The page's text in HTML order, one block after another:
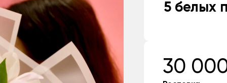
5 белых
30